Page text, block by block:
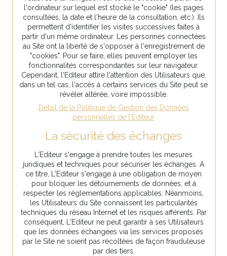
l'ordinateur sur lequel est stocké le "cookie" (les pages
consultées, la date et l'heure de la consultation, etc.). Ils
permettent d'identifier les visites successives faites à
partir d'un même ordinateur. Les personnes connectées
au Site ont la liberté de s'opposer à l'enregistrement de
"cookies". Pour se faire, elles peuvent employer les
fonctionnalités correspondantes sur leur navigateur.
Cependant, l'Editeur attire l'attention des Utilisateurs que,
dans un tel cas, l'accès à certains services du Site peut se
révéler altérée, voire impossible.
Détail de la Politique de Gestion des Données
personnelles de l'Editeur
La sécurité des échanges
L'Editeur s'engage à prendre toutes les mesures
juridiques et techniques pour sécuriser les échanges. A
ce titre, L'Editeur s'engage à une obligation de moyen
pour bloquer les détournements de données, et à
respecter les réglementations applicables. Néanmoins,
les Utilisateurs du Site connaissent les particularités
techniques du réseau Internet et les risques afférents. Par
conséquent, L'Editeur ne peut garantir à ses Utilisateurs
que les données échangées via les services proposés
par le Site ne soient pas récoltées de façon frauduleuse
par des tiers.